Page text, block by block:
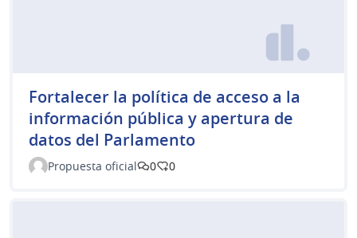
Fortalecer la política de acceso a la
información pública y apertura de
datos del Parlamento
Propuesta oficial 0 0